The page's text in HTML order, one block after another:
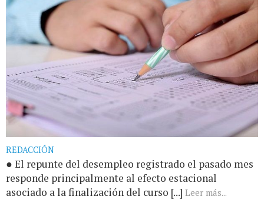
REDACCIÓN
● El repunte del desempleo registrado el pasado mes
responde principalmente al efecto estacional
asociado a la finalización del curso [...] Leer más...